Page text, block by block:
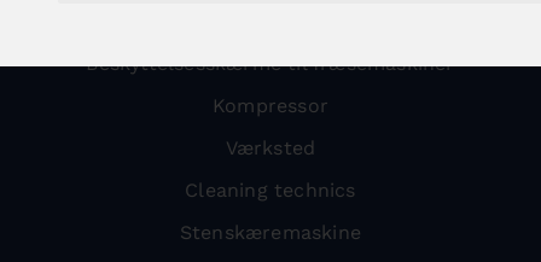
Beskyttelsesskærme til fræsemaskiner
Kompressor
Værksted
Cleaning technics
Stenskæremaskine